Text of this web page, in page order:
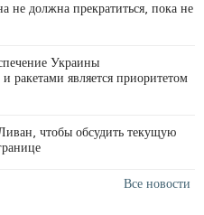
не должна прекратиться, пока не
Украины
является приоритетом
чтобы обсудить текущую
Все новости